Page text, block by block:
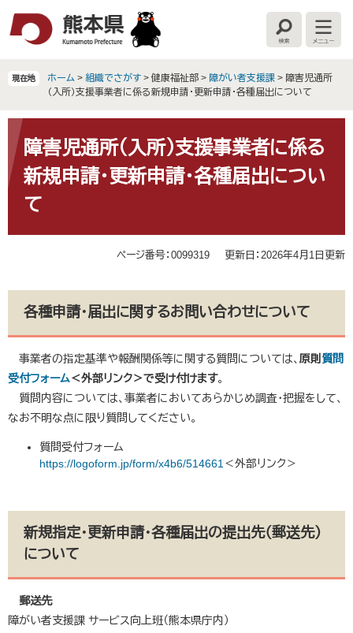
文
へ
検
索
メ
ニ
ー
現在地 ホーム > 組織でさがす > 健康福祉部 > 障がい者支援課 > 障害児通所
（入所）支援事業者に係る新規申請・更新申請・各種届出について
文
障害児通所（入所）支援事業者に係る
新規申請・更新申請・各種届出につい
て
ページ番号：0099319 更新日：2026年4月1日更新
各種申請・届出に関するお問い合わせについて
事業者の指定基準や報酬関係等に関する質問については、 原則 質問
受付フォーム＜外部リンク＞で受け付けます。
質問内容については、事業者においてあらかじめ調査・把握をして、
なお不明な点に限り質問してください。
質問受付フォーム
https://logoform.jp/form/x4b6/514661 ＜外部リンク＞
新規指定・更新申請・各種届出の提出先（郵送先）
について
郵送先
障がい者支援課 サービス向上班（熊本県庁内）